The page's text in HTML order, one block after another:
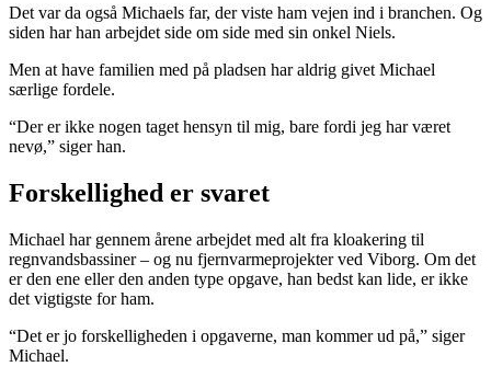
Det var da også Michaels far, der viste ham vejen ind i branchen. Og
siden har han arbejdet side om side med sin onkel Niels.
Men at have familien med på pladsen har aldrig givet Michael
særlige fordele.
“Der er ikke nogen taget hensyn til mig, bare fordi jeg har været
nevø,” siger han.
Forskellighed er svaret
Michael har gennem årene arbejdet med alt fra kloakering til
regnvandsbassiner – og nu fjernvarmeprojekter ved Viborg. Om det
er den ene eller den anden type opgave, han bedst kan lide, er ikke
det vigtigste for ham.
“Det er jo forskelligheden i opgaverne, man kommer ud på,” siger
Michael.